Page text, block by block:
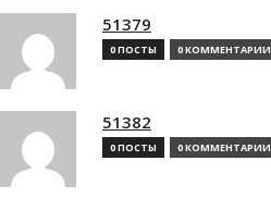
51379
0 ПОСТЫ 0 КОММЕНТАРИИ
51382
0 ПОСТЫ 0 КОММЕНТАРИИ